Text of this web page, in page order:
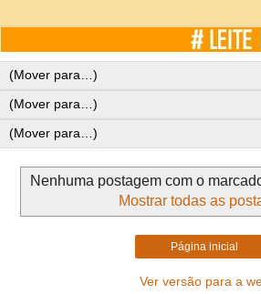
Nenhuma postagem com o
Mostrar todas as
Página inicial
Ver versão para a